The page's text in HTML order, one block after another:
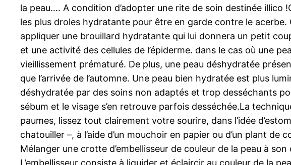
la peau…. A condition d’adopter une rite de soin destinée illico
les plus droles hydratante pour être en garde contre le acerbe.
appliquer une brouillard hydratante qui lui donnera un petit
et une activité des cellules de l’épiderme. dans le cas où une
vieillissement prématuré. De plus, une peau déshydratée
que l’arrivée de l’automne. Une peau bien hydratée est plus
déshydratée par des soins non adaptés et trop desséchants
sébum et le visage s’en retrouve parfois desséchée.La
paumes, lissez tout clairement votre sourire, dans l’idée
chatouiller –, à l’aide d’un mouchoir en papier ou d’un plant
Mélanger une crotte d’embellisseur de couleur de la peau à
L’embellisseur consiste à liquider et éclaircir au couleur de la